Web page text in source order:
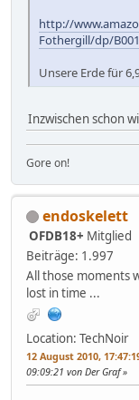
http://
Fothergill/dp/
Unsere Erde für
Inzwischen schon
Gore on!
endoskelett
OFDB18+ Mitglied
Beiträge: 1.997
All those moments
lost in time ...
Location: TechNoir
12 August 2010,
09:09:21 von Der Graf